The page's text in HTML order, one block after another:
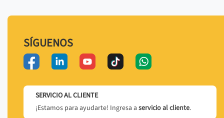
SÍGUENOS
SERVICIO AL CLIENTE
¡Estamos para ayudarte! Ingresa a servicio al cliente.